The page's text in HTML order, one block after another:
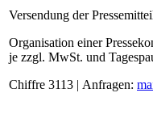
Versendung der
Organisation einer
je zzgl. MwSt. und
Chiffre 3113 | Anfragen: